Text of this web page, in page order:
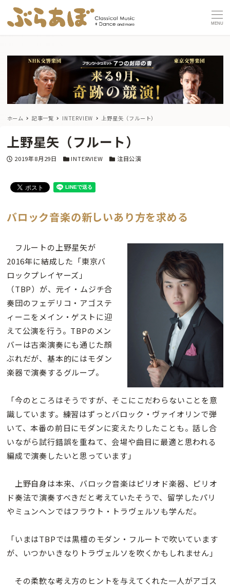
MENU
ホーム 記事一覧 INTERVIEW 上野星矢（フルート）
上野星矢（フルート）
投稿日
2019年8月29日 カテゴリー
INTERVIEW カテゴリー
注目公演
バロック音楽の新しいあり方を求める
フルートの上野星矢が
2016年に結成した「東京バ
ロックプレイヤーズ」
（TBP）が、元イ・ムジチ合
奏団のフェデリコ・アゴステ
ィーニをメイン・ゲストに迎
えて公演を行う。TBPのメン
バーは古楽演奏にも通じた顔
ぶれだが、基本的にはモダン
楽器で演奏するグループ。
「今のところはそうですが、そこにこだわらないことを意
識しています。練習はずっとバロック・ヴァイオリンで弾
いて、本番の前日にモダンに変えたりしたことも。話し合
いながら試行錯誤を重ねて、会場や曲目に最適と思われる
編成で演奏したいと思っています」
上野自身は本来、バロック音楽はピリオド楽器、ピリオ
ド奏法で演奏すべきだと考えていたそうで、留学したパリ
やミュンヘンではフラウト・トラヴェルソも学んだ。
「いまはTBPでは黒檀のモダン・フルートで吹いています
が、いつかいきなりトラヴェルソを吹くかもしれません」
その柔軟な考え方のヒントを与えてくれた一人がアゴス